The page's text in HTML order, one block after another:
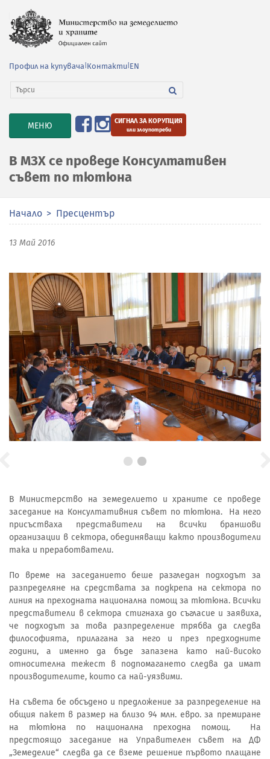
Профил на купувача Контакти EN
TOGGLE
NAVIGATION
МЕНЮ СИГНАЛ ЗА КОРУПЦИЯ
или злоупотреби
В МЗХ се проведе Консултативен
съвет по тютюна
Начало Пресцентър
13 Май 2016
В Министерство на земеделието и храните се проведе
заседание на Консултативния съвет по тютюна. На него
присъстваха представители на всички браншови
организации в сектора, обединяващи както производители
така и преработватели.
По време на заседанието беше разгледан подходът за
разпределяне на средствата за подкрепа на сектора по
линия на преходната национална помощ за тютюна. Всички
представители в сектора стигнаха до съгласие и заявиха,
че подходът за това разпределение трябва да следва
философията, прилагана за него и през предходните
години, а именно да бъде запазена като най-високо
относителна тежест в подпомагането следва да имат
производителите, които са най-уязвими.
На съвета бе обсъдено и предложение за разпределение на
общия пакет в размер на близо 94 млн. евро. за премиране
на тютюна по национална преходна помощ. На
предстоящо заседание на Управителен съвет на ДФ
„Земеделие“ следва да се вземе решение първото плащане